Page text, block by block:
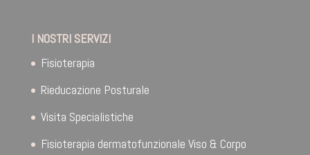
I NOSTRI SERVIZI
Fisioterapia
Rieducazione Posturale
Visita Specialistiche
Fisioterapia dermatofunzionale Viso & Corpo